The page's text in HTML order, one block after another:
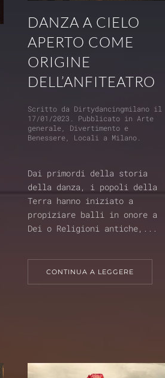
DANZA A CIELO
APERTO COME
ORIGINE
DELL’ANFITEATRO
Scritto da Dirtydancingmilano il
17/01/2023 . Pubblicato in Arte
generale
Divertimento e
Benessere
Locali a Milano
Dai primordi della storia
della danza, i popoli della
Terra hanno iniziato a
propiziare balli in onore a
Dei o Religioni antiche,...
CONTINUA A LEGGERE